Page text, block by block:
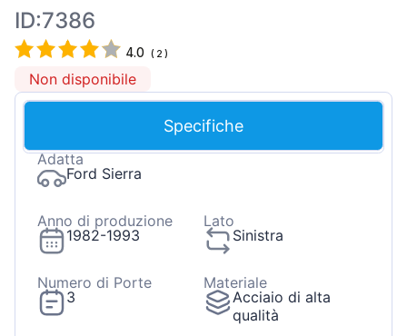
ID:7386
4.0 ( 2 )
Non disponibile
Specifiche
Adatta
Ford Sierra
Anno di produzione
1982-1993
Lato
Sinistra
Numero di Porte
3
Materiale
Acciaio di alta
qualità